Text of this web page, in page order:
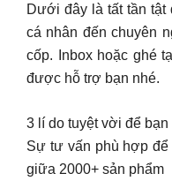
3 lí do tuyệt vời để
Sự tư vấn phù hợp
giữa 2000+ sản phẩm
Chính sách hấp dẫn,
[NIKA giới thiệu Kem
da]